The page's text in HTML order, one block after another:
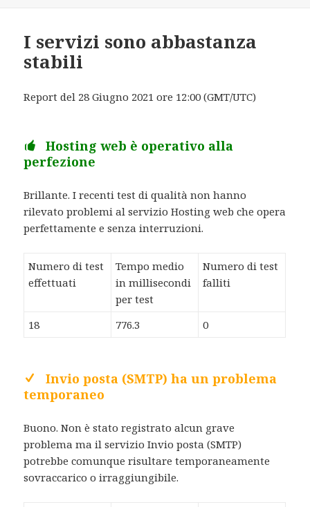
I servizi sono abbastanza
stabili
Report del 28 Giugno 2021 ore 12:00 (GMT/UTC)
Hosting web è operativo alla
perfezione
Brillante. I recenti test di qualità non hanno
rilevato problemi al servizio Hosting web che opera
perfettamente e senza interruzioni.
Numero di test
effettuati
Tempo medio
in millisecondi
per test
Numero di test
falliti
18 776.3 0
Invio posta (SMTP) ha un problema
temporaneo
Buono. Non è stato registrato alcun grave
problema ma il servizio Invio posta (SMTP)
potrebbe comunque risultare temporaneamente
sovraccarico o irraggiungibile.